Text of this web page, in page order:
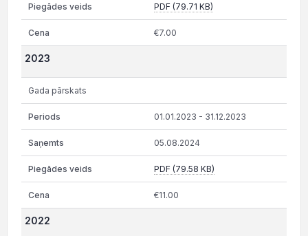
PDF (79.71 KB)
€7.00
2023
Gada pārskats
01.01.2023 - 31.12.2023
05.08.2024
PDF (79.58 KB)
€11.00
2022